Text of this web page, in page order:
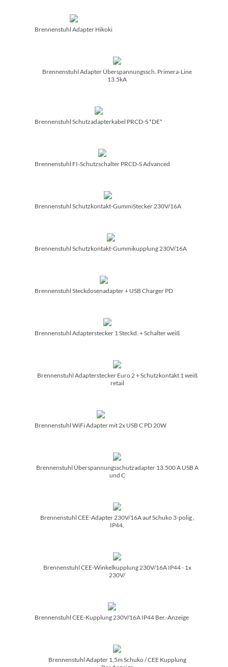
Brennenstuhl Adapter Hikoki
Brennenstuhl Adapter Überspannungssch. Primera-Line
13.5kA
Brennenstuhl Schutzadapterkabel PRCD-S *DE*
Brennenstuhl FI-Schutzschalter PRCD-S Advanced
Brennenstuhl Schutzkontakt-GummiStecker 230V/­16A
Brennenstuhl Schutzkontakt-Gummikupplung 230V/­16A
Brennenstuhl Steckdosenadapter + USB Charger PD
Brennenstuhl Adapterstecker 1 Steckd. + Schalter weiß
Brennenstuhl Adapterstecker Euro 2 + Schutzkontakt 1 weiß
retail
Brennenstuhl WiFi Adapter mit 2x USB C PD 20W
Brennenstuhl Überspannungsschutzadapter 13.500 A USB A
und C
Brennenstuhl CEE-Adapter 230V/­16A auf Schuko 3-polig ,
IP44,
Brennenstuhl CEE-Winkelkupplung 230V/­16A IP44 - 1x
230V/­
Brennenstuhl CEE-Kupplung 230V/­16A IP44 Ber.-Anzeige
Brennenstuhl Adapter 1,5m Schuko /­ CEE Kupplung